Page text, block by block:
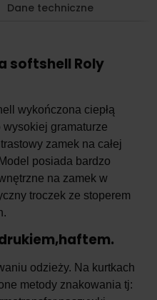
Dane techniczne
softshell Roly
wykończona ciepłą
gramaturze
zamek na całej
posiada bardzo
na zamek w
troczek ze stoperem
odzieży. Na kurtkach
metody znakowania tj: